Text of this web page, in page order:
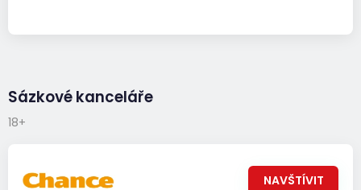
Sázkové kanceláře
18+
NAVŠTÍVIT